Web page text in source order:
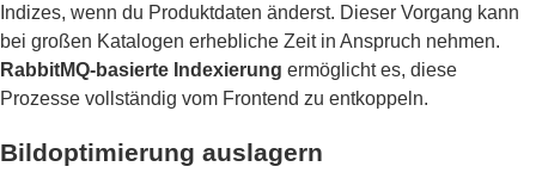
Indizes, wenn du Produktdaten änderst. Dieser Vorgang kann
bei großen Katalogen erhebliche Zeit in Anspruch nehmen.
RabbitMQ-basierte Indexierung ermöglicht es, diese
Prozesse vollständig vom Frontend zu entkoppeln.
Bildoptimierung auslagern